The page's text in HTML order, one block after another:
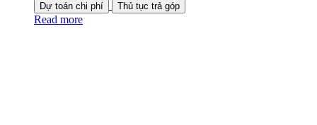
Dự toán chi phí Thủ tục trả góp
Read more